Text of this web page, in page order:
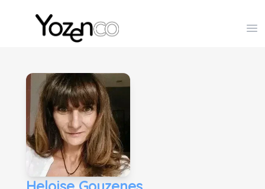
Yozenco - Organisateur de Salons, Evénements et